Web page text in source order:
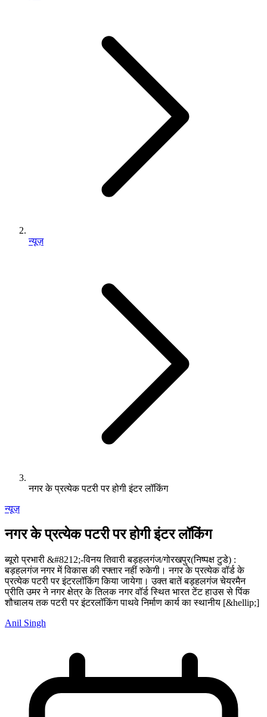
न्यूज़
नगर के प्रत्येक पटरी पर होगी इंटर लॉकिंग
न्यूज़
नगर के प्रत्येक पटरी पर होगी इंटर लॉकिंग
ब्यूरो प्रभारी &#8212;-विनय तिवारी बड़हलगंज/गोरखपुर(निष्पक्ष टुडे) :
बड़हलगंज नगर में विकास की रफ्तार नहीं रुकेगी। नगर के प्रत्येक वॉर्ड के
प्रत्येक पटरी पर इंटरलॉकिंग किया जायेगा। उक्त बातें बड़हलगंज चेयरमैन
प्रीति उमर ने नगर क्षेत्र के तिलक नगर वॉर्ड स्थित भारत टेंट हाउस से पिंक
शौचालय तक पटरी पर इंटरलॉकिंग पाथवे निर्माण कार्य का स्थानीय [&hellip;]
Anil Singh